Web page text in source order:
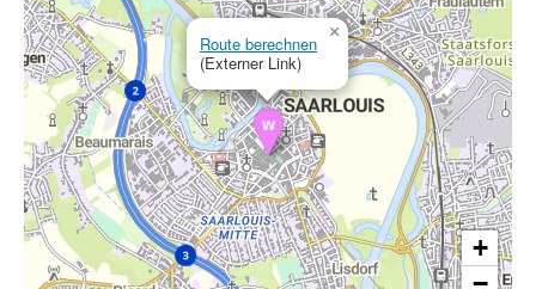
Route berechnen
(Externer Link)
×
+